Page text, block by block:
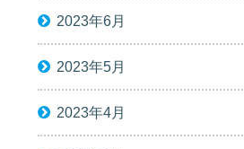
2023年6月
2023年5月
2023年4月